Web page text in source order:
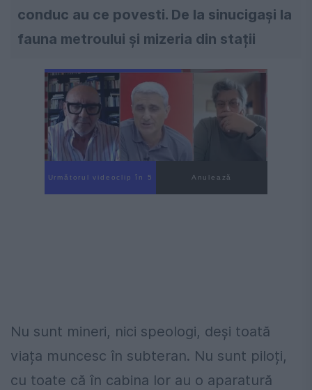
conduc au ce povesti. De la sinucigași la
fauna metroului și mizeria din stații
Următorul videoclip în 3 Anulează
Nu sunt mineri, nici speologi, deși toată
viața muncesc în subteran. Nu sunt piloți,
cu toate că în cabina lor au o aparatură